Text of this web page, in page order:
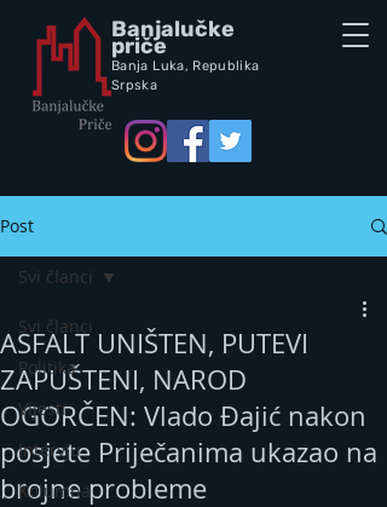
Banjalučke
priče
Banja Luka, Republika
Srpska
Post
Svi članci
Politika
Vijesti
Intervju
Kolumna
Svi članci
ASFALT UNIŠTEN, PUTEVI
ZAPUŠTENI, NAROD
OGORČEN: Vlado Đajić nakon
posjete Priječanima ukazao na
brojne probleme